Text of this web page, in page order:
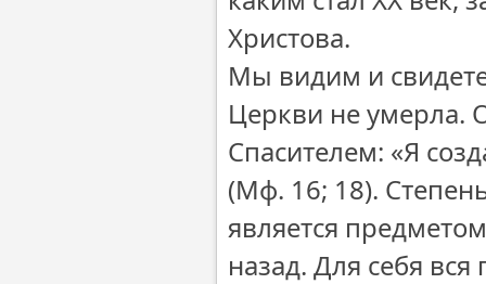
Христова.
Мы видим и
Церкви не умерла.
Спасителем: «Я
(Мф. 16; 18).
является
назад. Для себя